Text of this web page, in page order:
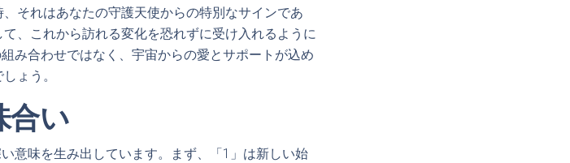
それはあなたの守護天使からの特別なサインであ
、これから訪れる変化を恐れずに受け入れるように
み合わせではなく、宇宙からの愛とサポートが込め
ょう。
合い
意味を生み出しています。まず、「1」は新しい始